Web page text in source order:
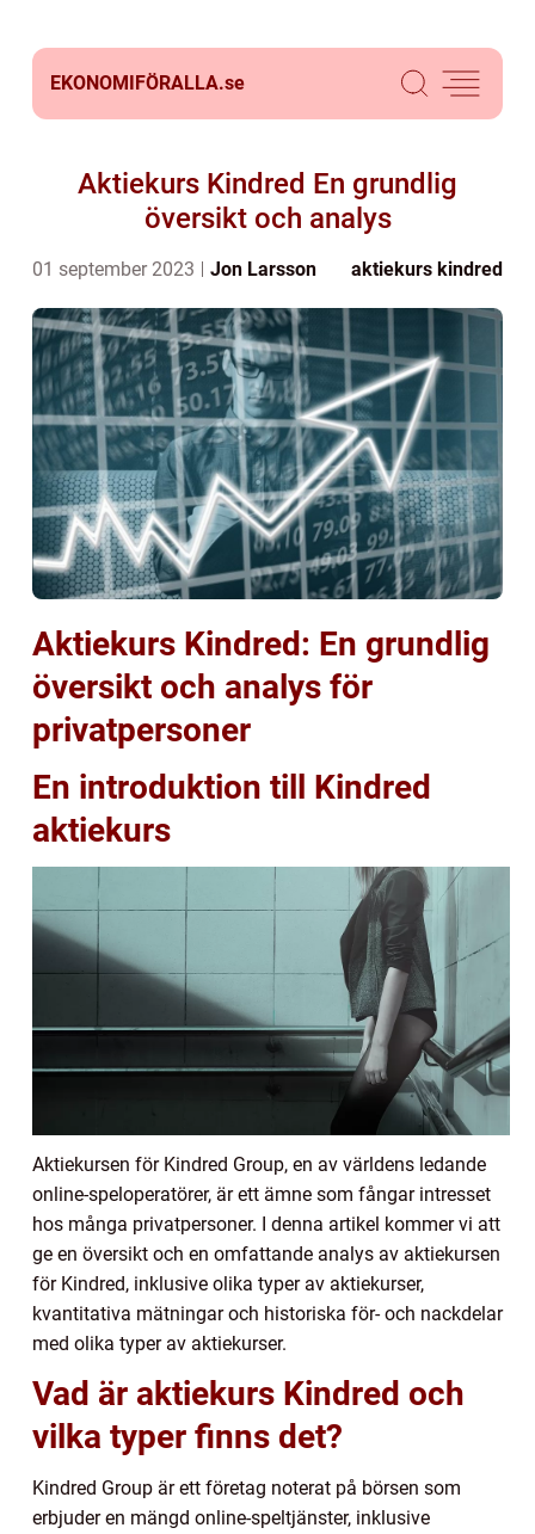
EKONOMIFÖRALLA.se
Aktiekurs Kindred En grundlig
översikt och analys
01 september 2023 Jon Larsson aktiekurs kindred
Aktiekurs Kindred: En grundlig
översikt och analys för
privatpersoner
En introduktion till Kindred
aktiekurs
Aktiekursen för Kindred Group, en av världens ledande
online-speloperatörer, är ett ämne som fångar intresset
hos många privatpersoner. I denna artikel kommer vi att
ge en översikt och en omfattande analys av aktiekursen
för Kindred, inklusive olika typer av aktiekurser,
kvantitativa mätningar och historiska för- och nackdelar
med olika typer av aktiekurser.
Vad är aktiekurs Kindred och
vilka typer finns det?
Kindred Group är ett företag noterat på börsen som
erbjuder en mängd online-speltjänster, inklusive